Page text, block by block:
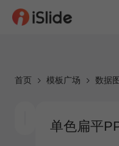
首页 模板广场 数据
单色扁平